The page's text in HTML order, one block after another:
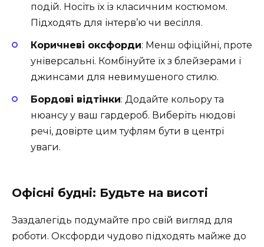
подій. Носіть їх із класичним костюмом.
Підходять для інтерв’ю чи весілля.
Коричневі оксфорди: Менш офіційні, проте
універсальні. Комбінуйте їх з блейзерами і
джинсами для невимушеного стилю.
Бордові відтінки: Додайте кольору та
нюансу у ваш гардероб. Виберіть нюдові
речі, довірте цим туфлям бути в центрі
уваги.
Офісні будні: Будьте на висоті
Заздалегідь подумайте про свій вигляд для
роботи. Оксфорди чудово підходять майже до